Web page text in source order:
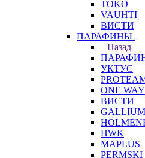
TOKO
VAUHTI
ВИСТИ
ПАРАФИНЫ
Назад
УКТУС
ONE WAY
ВИСТИ
GALLIUM
HWK
MAPLUS
PERMSKI